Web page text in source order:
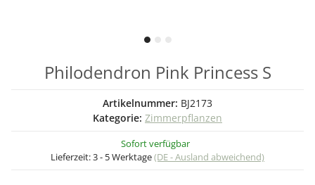
Philodendron Pink Princess S
Artikelnummer: BJ2173
Kategorie: Zimmerpflanzen
Sofort verfügbar
Lieferzeit:3 - 5 Werktage(DE - Ausland abweichend)